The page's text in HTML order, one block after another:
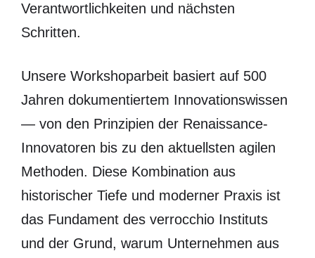
Verantwortlichkeiten und nächsten
Schritten.
Unsere Workshoparbeit basiert auf 500
Jahren dokumentiertem Innovationswissen
— von den Prinzipien der Renaissance-
Innovatoren bis zu den aktuellsten agilen
Methoden. Diese Kombination aus
historischer Tiefe und moderner Praxis ist
das Fundament des verrocchio Instituts
und der Grund, warum Unternehmen aus